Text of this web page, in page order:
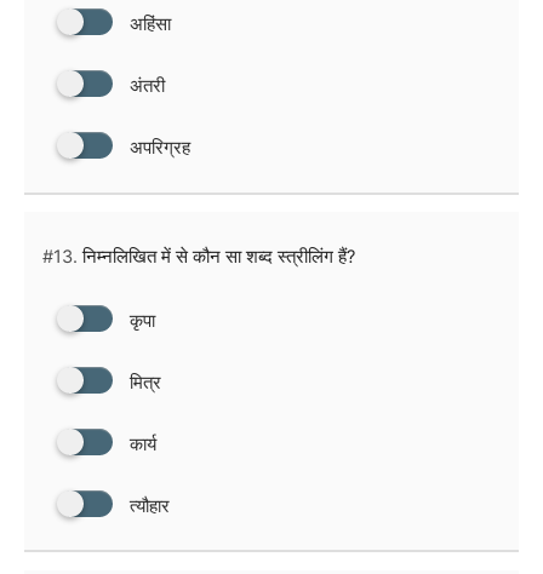
अहिंसा
अंतरी
अपरिग्रह
#13. निम्नलिखित में से कौन सा शब्द स्त्रीलिंग हैं?
कृपा
मित्र
कार्य
त्यौहार